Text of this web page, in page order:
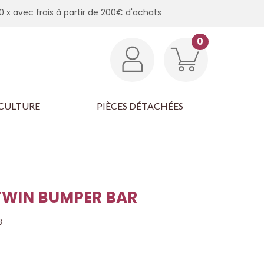
x avec frais à partir de 200€ d'achats
0
PIÈCES DÉTACHÉES
BUMPER BAR